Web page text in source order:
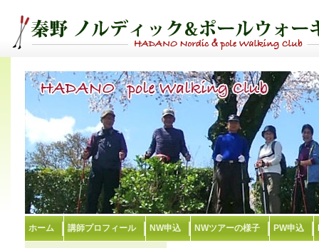
ホーム 講師プロフィール NW申込 NWツアーの様子 PW申込